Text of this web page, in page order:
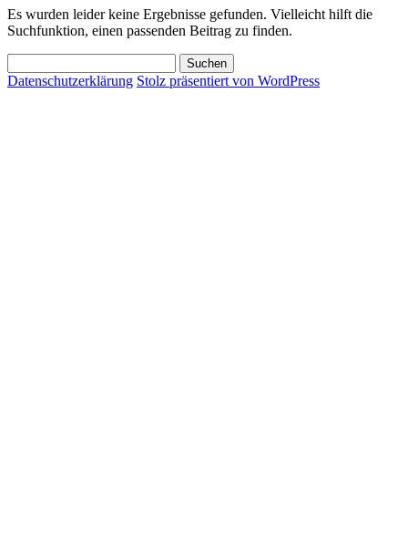
Es wurden leider keine Ergebnisse gefunden. Vielleicht hilft die
Suchfunktion, einen passenden Beitrag zu finden.
nach:
Datenschutzerklärung Stolz präsentiert von WordPress